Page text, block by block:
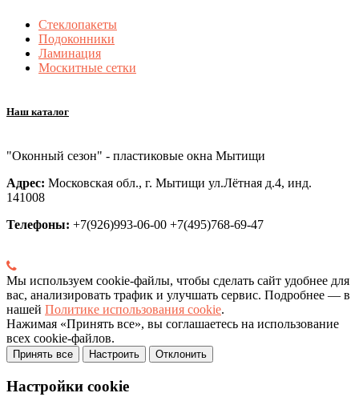
Стеклопакеты
Подоконники
Ламинация
Москитные сетки
Наш каталог
"Оконный сезон" - пластиковые окна Мытищи
Адрес: Московская обл., г. Мытищи ул.Лётная д.4, инд.
141008
Телефоны: +7(926)993-06-00 +7(495)768-69-47
Мы используем cookie-файлы, чтобы сделать сайт удобнее для
вас, анализировать трафик и улучшать сервис. Подробнее — в
нашей Политике использования cookie.
Нажимая «Принять все», вы соглашаетесь на использование
всех cookie-файлов.
Принять все Настроить Отклонить
Настройки cookie